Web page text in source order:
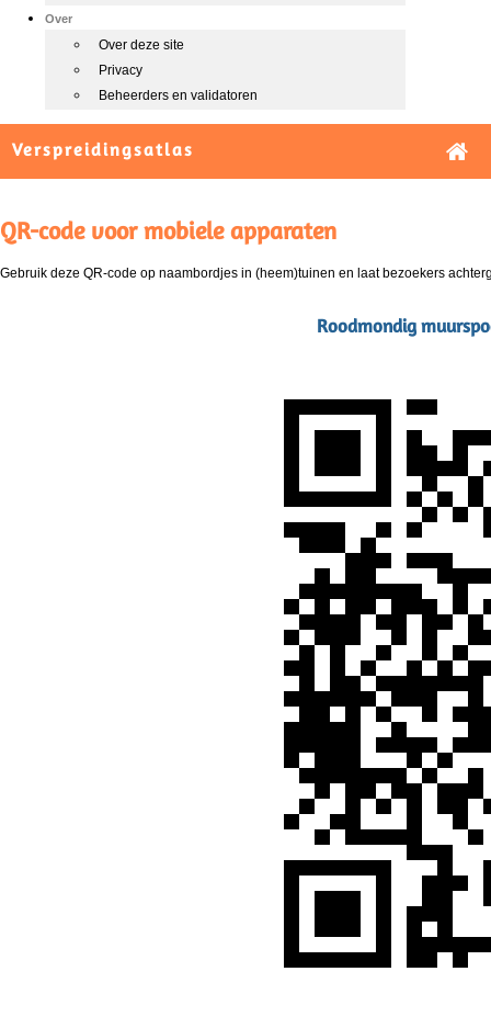
Over
Over deze site
Privacy
Beheerders en validatoren
Verspreidingsatlas
QR-code voor mobiele apparaten
Gebruik deze QR-code op naambordjes in (heem)tuinen en laat bezoekers
Roodmondig